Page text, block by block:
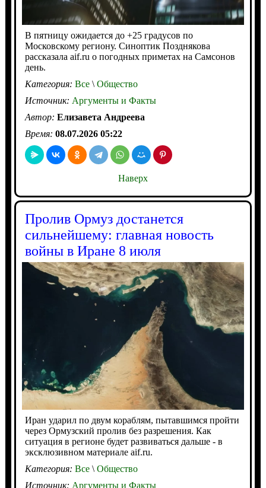
В пятницу ожидается до +25 градусов по
Московскому региону. Синоптик Позднякова
рассказала aif.ru о погодных приметах на Самсонов
день.
Категория: Все\Общество
Источник: Аргументы и Факты
Автор: Елизавета Андреева
Время: 08.07.2026 05:22
Наверх
Пролив Ормуз достанется
сильнейшему: главная новость
войны в Иране 8 июля
Иран ударил по двум кораблям, пытавшимся пройти
через Ормузский пролив без разрешения. Как
ситуация в регионе будет развиваться дальше - в
эксклюзивном материале aif.ru.
Категория: Все\Общество
Источник: Аргументы и Факты